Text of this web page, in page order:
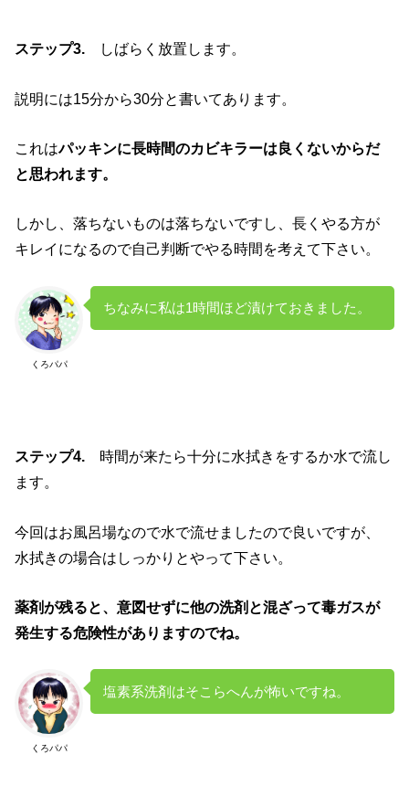
ステップ3. しばらく放置します。
説明には15分から30分と書いてあります。
これはパッキンに長時間のカビキラーは良くないからだ
と思われます。
しかし、落ちないものは落ちないですし、長くやる方が
キレイになるので自己判断でやる時間を考えて下さい。
くろパパ
ちなみに私は1時間ほど漬けておきました。
ステップ4. 時間が来たら十分に水拭きをするか水で流し
ます。
今回はお風呂場なので水で流せましたので良いですが、
水拭きの場合はしっかりとやって下さい。
薬剤が残ると、意図せずに他の洗剤と混ざって毒ガスが
発生する危険性がありますのでね。
くろパパ
塩素系洗剤はそこらへんが怖いですね。